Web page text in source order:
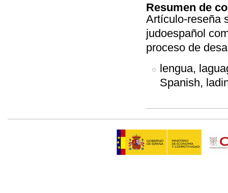
Resumen de
Artículo-reseña
judoespañol
proceso de
lengua,
Spanish,